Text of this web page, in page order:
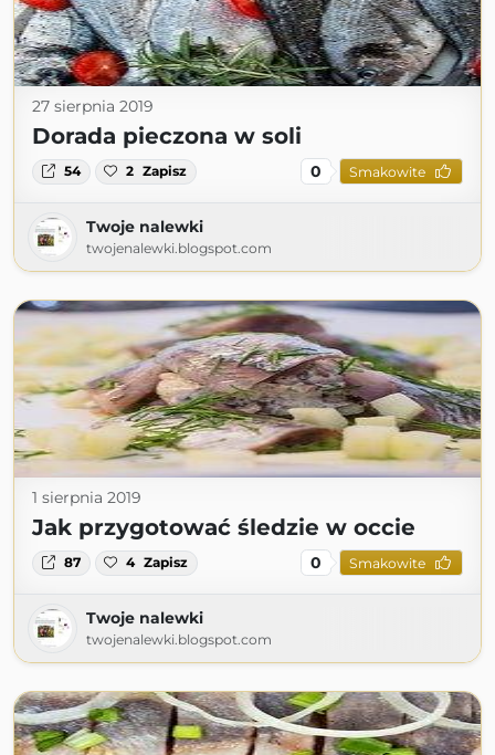
27 sierpnia 2019
Dorada pieczona w soli
54 2 Zapisz 0 Smakowite
Twoje nalewki
twojenalewki.blogspot.com
1 sierpnia 2019
Jak przygotować śledzie w occie
87 4 Zapisz 0 Smakowite
Twoje nalewki
twojenalewki.blogspot.com